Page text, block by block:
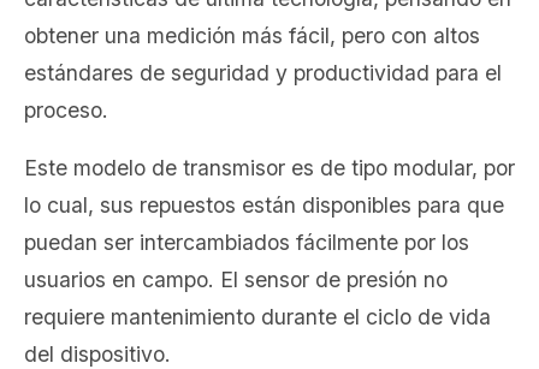
obtener una medición más fácil, pero con altos
estándares de seguridad y productividad para el
proceso.
Este modelo de transmisor es de tipo modular, por
lo cual, sus repuestos están disponibles para que
puedan ser intercambiados fácilmente por los
usuarios en campo. El sensor de presión no
requiere mantenimiento durante el ciclo de vida
del dispositivo.